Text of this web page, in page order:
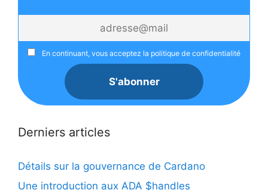
En continuant, vous acceptez la politique de confidentialité
Derniers articles
Détails sur la gouvernance de Cardano
Une introduction aux ADA $handles